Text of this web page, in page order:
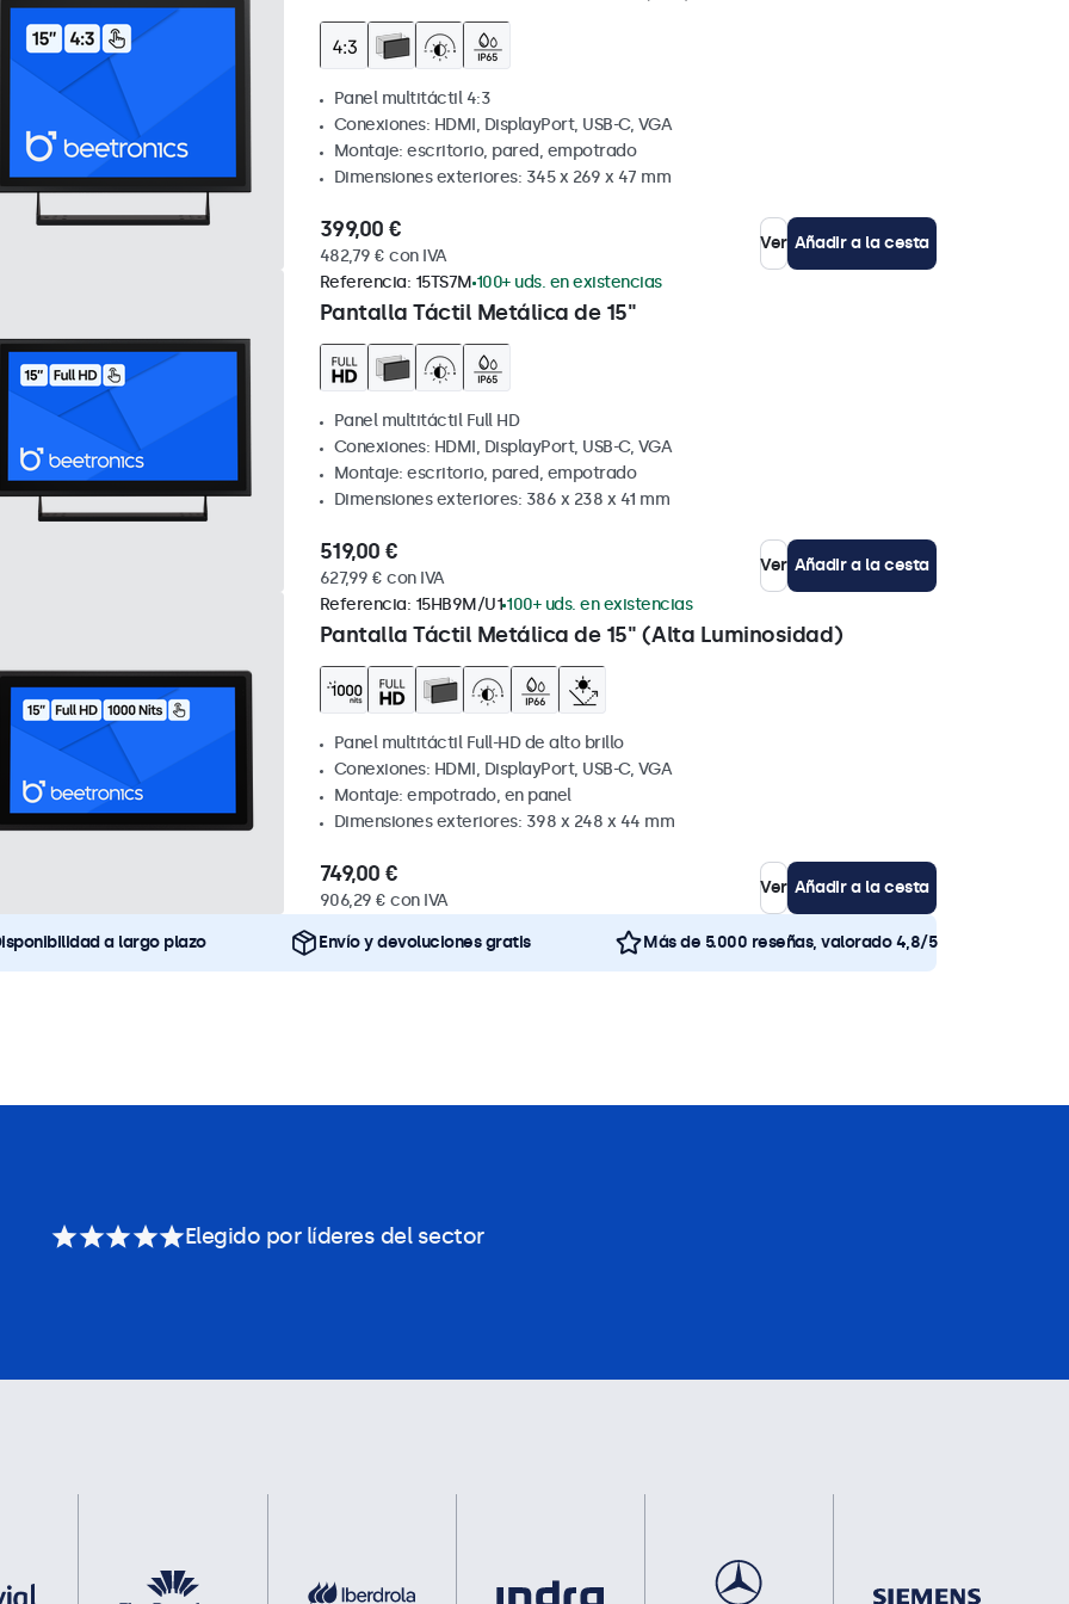
Panel multitáctil 4:3
Conexiones: HDMI, DisplayPort, USB-C, VGA
Montaje: escritorio, pared, empotrado
Dimensiones exteriores: 345 x 269 x 47 mm
399,00 €
482,79 € con IVA
Ver Añadir a la cesta
Pantalla Táctil Metálica de 15"
Referencia: 15TS7M 100+ uds. en existencias
Panel multitáctil Full HD
Conexiones: HDMI, DisplayPort, USB-C, VGA
Montaje: escritorio, pared, empotrado
Dimensiones exteriores: 386 x 238 x 41 mm
519,00 €
627,99 € con IVA
Ver Añadir a la cesta
Pantalla Táctil Metálica de 15" (Alta Luminosidad)
Referencia: 15HB9M/U1 100+ uds. en existencias
Panel multitáctil Full-HD de alto brillo
Conexiones: HDMI, DisplayPort, USB-C, VGA
Montaje: empotrado, en panel
Dimensiones exteriores: 398 x 248 x 44 mm
749,00 €
906,29 € con IVA
Ver Añadir a la cesta
a largo plazo Envío y devoluciones gratis Más de 5.000 reseñas, valorado 4,8/5
Elegido por líderes del sector